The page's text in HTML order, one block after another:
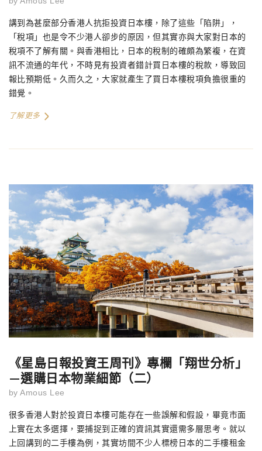
講到為甚麼部分香港人抗拒投資日本樓，除了這些「陷阱」，
「稅項」也是令不少港人卻步的原因，但其實亦與大家對日本的
稅項不了解有關。與香港相比，日本的稅制的確頗為繁複，在資
訊不流通的年代，不時見有投資者錯計買日本樓的稅款，導致回
報比預期低。久而久之，大家就產生了買日本樓稅項負擔很重的
錯覺。
了解更多
《星島日報投資王周刊》專欄「翔世分析」
—選購日本物業細節（二）
by Amous Lee
很多香港人對於投資日本樓可能存在一些誤解和假設，畢竟市面
上實在太多選擇，要捕捉到正確的資訊其實還需多層思考。就以
上回講到的二手樓為例，其實坊間不少人標榜日本的二手樓租金